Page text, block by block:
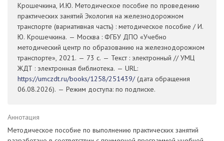
Крошечкина, И.Ю. Методическое пособие по проведению
практических занятий Экология на железнодорожном
транспорте (вариативная часть) : методическое пособие / И.
Ю. Крошечкина. — Москва : ФГБУ ДПО «Учебно
методический центр по образованию на железнодорожном
транспорте», 2021. — 73 с. — Текст : электронный // УМЦ
ЖДТ : электронная библиотека. — URL:
https://umczdt.ru/books/1258/251439/(дата обращения
06.08.2026). — Режим доступа: по подписке.
Аннотация
Методическое пособие по выполнению практических занятий